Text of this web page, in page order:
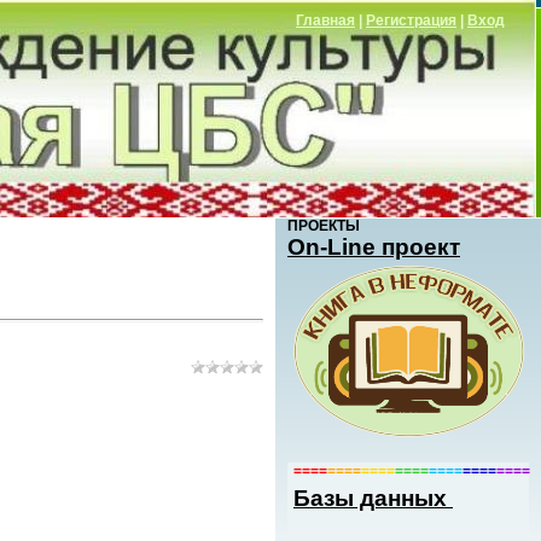
Главная Регистрация |Вход
ПРОЕКТЫ
Оn-Line проект
============================
Базы данных